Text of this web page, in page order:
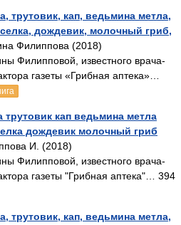
трутовик, кап, ведьмина метла,
дождевик, молочный гриб,
Филиппова (2018)
Филипповой, известного врача-
газеты «Грибная аптека»…
кап ведьмина метла
дождевик молочный гриб
И. (2018)
Филипповой, известного врача­
газеты "Грибная аптека"… 394
трутовик, кап, ведьмина метла,